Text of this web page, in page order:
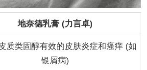
地奈德乳膏 (力言卓)
质类固醇有效的皮肤炎症和瘙痒 (如
银屑病)